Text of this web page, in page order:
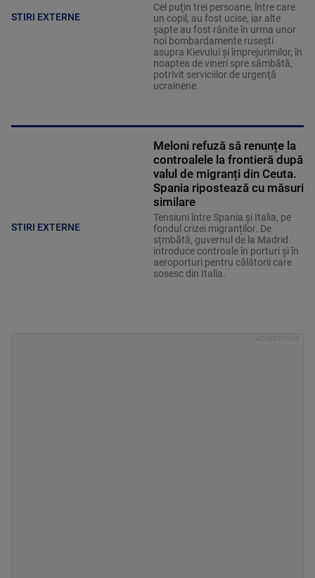
STIRI EXTERNE
Cel puţin trei persoane, între care
un copil, au fost ucise, iar alte
şapte au fost rănite în urma unor
noi bombardamente ruseşti
asupra Kievului şi împrejurimilor, în
noaptea de vineri spre sâmbătă,
potrivit serviciilor de urgenţă
ucrainene.
STIRI EXTERNE
Meloni refuză să renunțe la
controalele la frontieră după
valul de migranți din Ceuta.
Spania ripostează cu măsuri
similare
Tensiuni între Spania și Italia, pe
fondul crizei migranților. De
sțmbătă, guvernul de la Madrid
introduce controale în porturi și în
aeroporturi pentru călătorii care
sosesc din Italia.